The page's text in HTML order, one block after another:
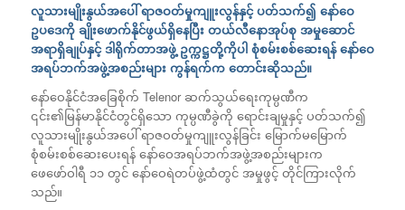
လူသားမျိုးနွယ်အပေါ် ရာဇဝတ်မှုကျူးလွန်နှင့် ပတ်သက်၍ နော်ဝေ
ဥပဒေကို ချိုးဖောက်နိုင်ဖွယ်ရှိနေပြီး တယ်လီနောအုပ်စု အမှုဆောင်
အရာရှိချုပ်နှင့် ဒါရိုက်တာအဖွဲ့ ဥက္ကဋ္ဌတို့ကိုပါ စုံစမ်းစစ်ဆေးရန် နော်ဝေ
အရပ်ဘက်အဖွဲ့အစည်းများ ကွန်ရက်က တောင်းဆိုသည်။
နော်ဝေနိုင်ငံအခြေစိုက် Telenor ဆက်သွယ်ရေးကုမ္ပဏီက
၎င်း၏မြန်မာနိုင်ငံတွင်ရှိသော ကုမ္ပဏီခွဲကို ရောင်းချမှုနှင့် ပတ်သက်၍
လူသားမျိုးနွယ်အပေါ် ရာဇဝတ်မှုကျူးလွန်ခြင်း မြောက်မမြောက်
စုံစမ်းစစ်ဆေးပေးရန် နော်ဝေအရပ်ဘက်အဖွဲ့အစည်းများက
ဖေဖော်ဝါရီ ၁၁ တွင် နော်ဝေရဲတပ်ဖွဲ့ထံတွင် အမှုဖွင့် တိုင်ကြားလိုက်
သည်။